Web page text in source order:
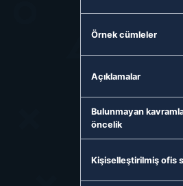
Örnek cümleler
Açıklamalar
Bulunmayan
öncelik
Kişiselleştirilmiş ofis